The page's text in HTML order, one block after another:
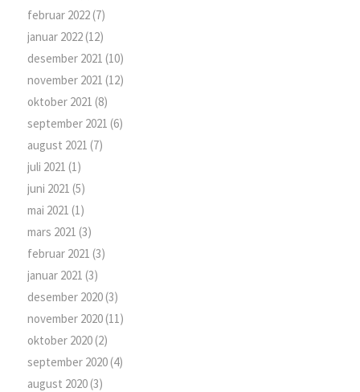
februar 2022(7)
januar 2022(12)
desember 2021 (10)
november 2021 (12)
oktober 2021 (8)
september 2021 (6)
august 2021 (7)
juli 2021 (1)
juni 2021 (5)
mai 2021 (1)
mars 2021 (3)
februar 2021 (3)
januar 2021 (3)
desember 2020(3)
november 2020(11)
oktober 2020(2)
september 2020(4)
august 2020(3)